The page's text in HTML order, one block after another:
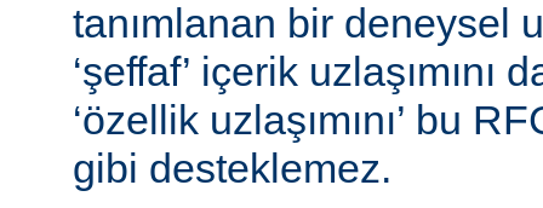
tanımlanan bir deneysel
‘şeffaf’ içerik uzlaşımını
‘özellik uzlaşımını’ bu
gibi desteklemez.